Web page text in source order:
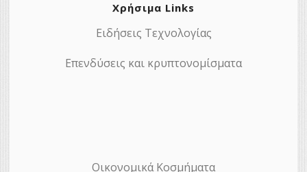
Χρήσιμα Links
Ειδήσεις Τεχνολογίας
Επενδύσεις και κρυπτονομίσματα
Οικονομικά Κοσμήματα